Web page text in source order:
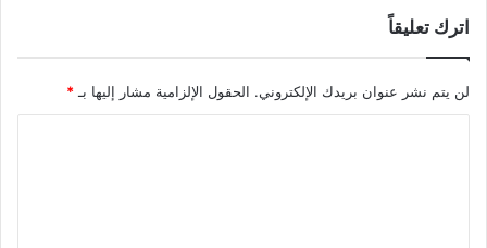
اترك تعليقاً
لن يتم نشر عنوان بريدك الإلكتروني. الحقول الإلزامية مشار إليها بـ *